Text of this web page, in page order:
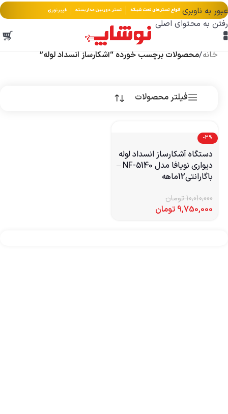
عبور به ناوبری
رفتن به محتوای اصلی
خانه/محصولات برچسب خورده “آشکارساز انسداد لوله”
فیلتر محصولات
-3%
دستگاه آشکارساز انسداد لوله
دیواری نویافا مدل NF-5140 –
باگارانتی12ماهه
10,010,000تومان
9,750,000 تومان